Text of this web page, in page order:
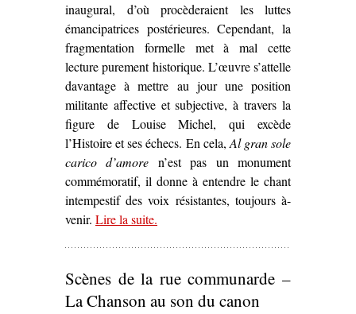
inaugural, d’où procèderaient les luttes
émancipatrices postérieures. Cependant, la
fragmentation formelle met à mal cette
lecture purement historique. L’œuvre s’attelle
davantage à mettre au jour une position
militante affective et subjective, à travers la
figure de Louise Michel, qui excède
l’Histoire et ses échecs. En cela,Al gran sole
carico d’amore n’est pas un monument
commémoratif, il donne à entendre le chant
intempestif des voix résistantes, toujours à-
venir. Lire la suite– ‘L’À-venir de la Commune dans
.
Scènes de la rue communarde –
La Chanson au son du canon